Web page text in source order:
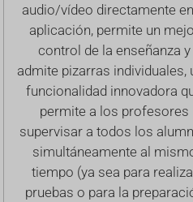
audio/vídeo directamente
aplicación, permite un
control de la enseñanza y
admite pizarras individuales,
funcionalidad innovadora
permite a los profesores
supervisar a todos los
simultáneamente al
tiempo (ya sea para
pruebas o para la